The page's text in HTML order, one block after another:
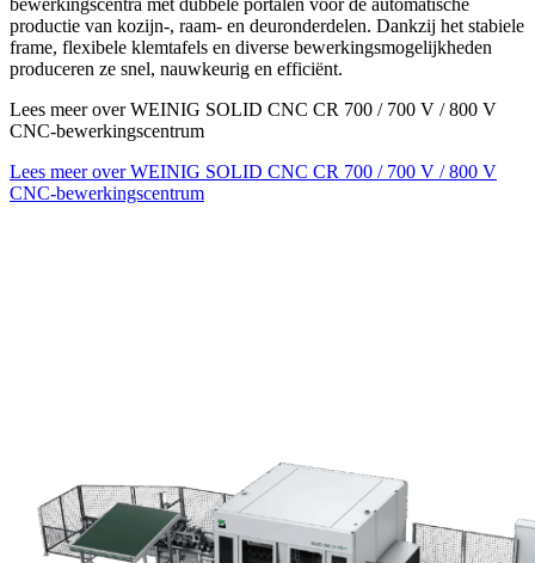
productie van kozijn-, raam- en deuronderdelen. Dankzij het stabiele
frame, flexibele klemtafels en diverse bewerkingsmogelijkheden
produceren ze snel, nauwkeurig en efficiënt.
Lees meer over WEINIG SOLID CNC CR 700 / 700 V / 800 V
CNC-bewerkingscentrum
Lees meer over WEINIG SOLID CNC CR 700 / 700 V / 800 V
CNC-bewerkingscentrum